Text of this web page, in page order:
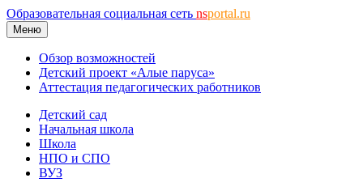
Образовательная социальная сеть nsportal.ru
Меню
Обзор возможностей
Детский проект «Алые паруса»
Аттестация педагогических работников
Детский сад
Начальная школа
Школа
НПО и СПО
ВУЗ